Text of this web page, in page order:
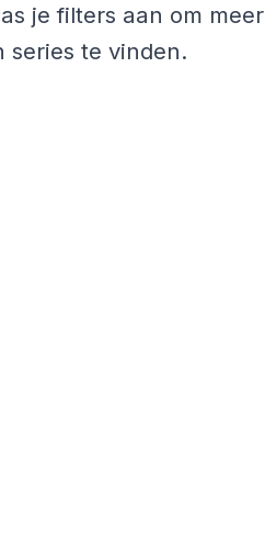
je filters aan om meer
series te vinden.